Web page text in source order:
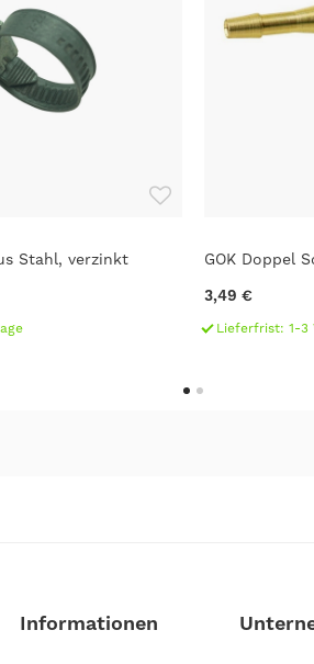
Stahl, verzinkt GOK Doppel
3,49 €
Lieferfrist: 1-3
Informationen